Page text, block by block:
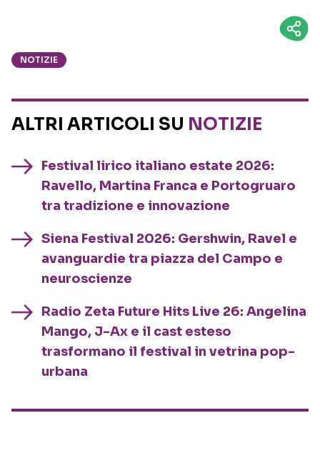
NOTIZIE
ALTRI ARTICOLI SU NOTIZIE
Festival lirico italiano estate 2026:
Ravello, Martina Franca e Portogruaro
tra tradizione e innovazione
Siena Festival 2026: Gershwin, Ravel e
avanguardie tra piazza del Campo e
neuroscienze
Radio Zeta Future Hits Live 26: Angelina
Mango, J-Ax e il cast esteso
trasformano il festival in vetrina pop-
urbana